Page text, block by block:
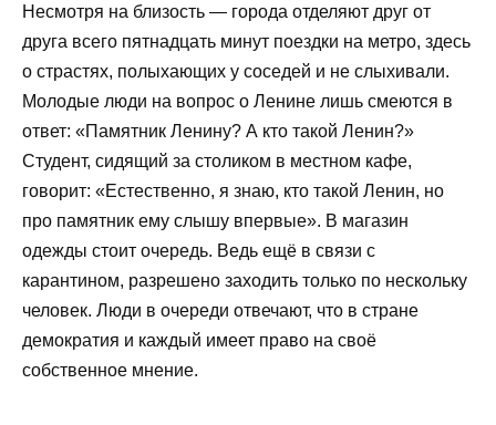
Несмотря на близость — города отделяют друг от
друга всего пятнадцать минут поездки на метро, здесь
о страстях, полыхающих у соседей и не слыхивали.
Молодые люди на вопрос о Ленине лишь смеются в
ответ: «Памятник Ленину? А кто такой Ленин?»
Студент, сидящий за столиком в местном кафе,
говорит: «Естественно, я знаю, кто такой Ленин, но
про памятник ему слышу впервые». В магазин
одежды стоит очередь. Ведь ещё в связи с
карантином, разрешено заходить только по нескольку
человек. Люди в очереди отвечают, что в стране
демократия и каждый имеет право на своё
собственное мнение.